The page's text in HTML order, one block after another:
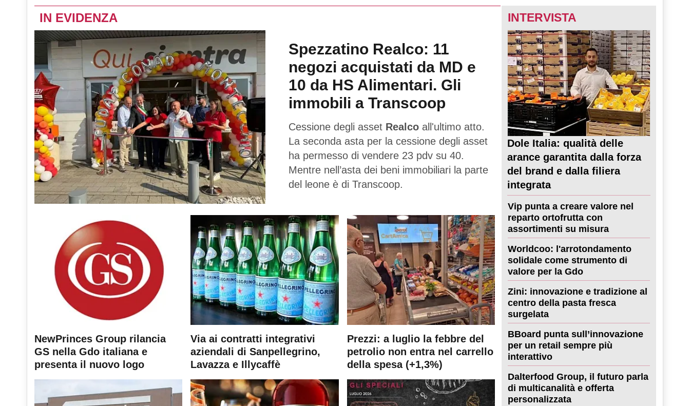
IN EVIDENZA
Spezzatino Realco: 11
negozi acquistati da MD e
10 da HS Alimentari. Gli
immobili a Transcoop
Cessione degli asset Realco all'ultimo atto.
La seconda asta per la cessione degli asset
ha permesso di vendere 23 pdv su 40.
Mentre nell’asta dei beni immobiliari la parte
del leone è di Transcoop.
NewPrinces Group rilancia
GS nella Gdo italiana e
presenta il nuovo logo
Via ai contratti integrativi
aziendali di Sanpellegrino,
Lavazza e Illycaffè
Prezzi: a luglio la febbre del
petrolio non entra nel carrello
della spesa (+1,3%)
INTERVISTA
Dole Italia: qualità delle
arance garantita dalla forza
del brand e dalla filiera
integrata
Vip punta a creare valore nel
reparto ortofrutta con
assortimenti su misura
Worldcoo: l'arrotondamento
solidale come strumento di
valore per la Gdo
Zini: innovazione e tradizione al
centro della pasta fresca
surgelata
BBoard punta sull’innovazione
per un retail sempre più
interattivo
Dalterfood Group, il futuro parla
di multicanalità e offerta
personalizzata